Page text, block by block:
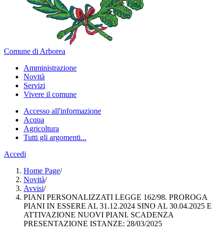
Comune di Arborea
Amministrazione
Novità
Servizi
Vivere il comune
Accesso all'informazione
Acqua
Agricoltura
Tutti gli argomenti...
Accedi
Home Page/
Novità/
Avvisi/
PIANI PERSONALIZZATI LEGGE 162/98. PROROGA
PIANI IN ESSERE AL 31.12.2024 SINO AL 30.04.2025 E
ATTIVAZIONE NUOVI PIANI. SCADENZA
PRESENTAZIONE ISTANZE: 28/03/2025